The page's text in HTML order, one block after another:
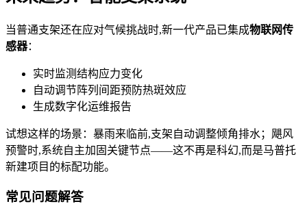
当普通支架还在应对气候挑战时,新一代产品已集成物联网传
感器：
实时监测结构应力变化
自动调节阵列间距预防热斑效应
生成数字化运维报告
试想这样的场景：暴雨来临前,支架自动调整倾角排水；飓风
预警时,系统自主加固关键节点——这不再是科幻,而是马普托
新建项目的标配功能。
常见问题解答